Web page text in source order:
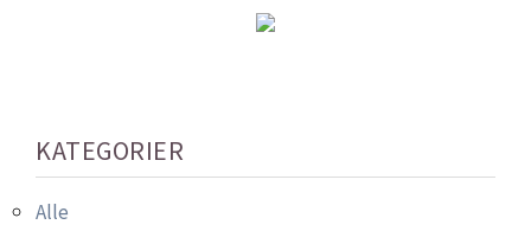
KATEGORIER
Alle